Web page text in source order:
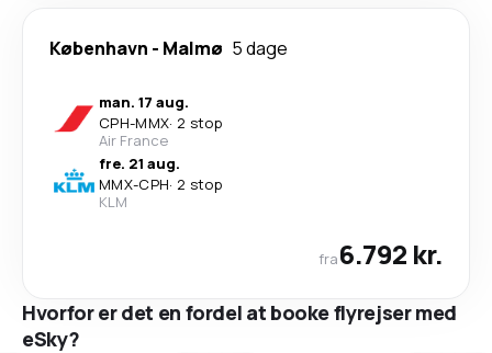
København - Malmø 5 dage
man. 17 aug.
CPH-MMX· 2 stop
Air France
fre. 21 aug.
MMX-CPH· 2 stop
KLM
fra6.792 kr.
Hvorfor er det en fordel at booke flyrejser med
eSky?